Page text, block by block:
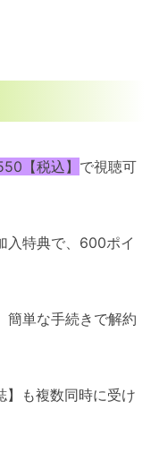
【税込】 で視聴可
入特典で、600ポイ
単な手続きで解約
も複数同時に受け